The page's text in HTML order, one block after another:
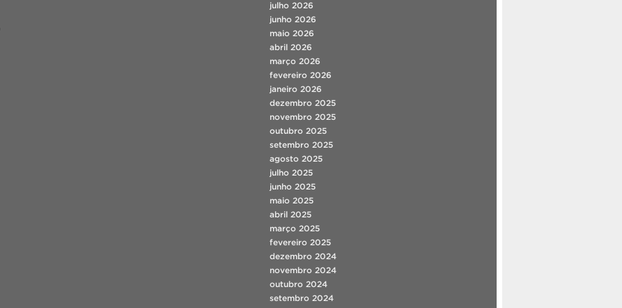
julho 2026
junho 2026
maio 2026
abril 2026
março 2026
fevereiro 2026
janeiro 2026
dezembro 2025
novembro 2025
outubro 2025
setembro 2025
agosto 2025
julho 2025
junho 2025
maio 2025
abril 2025
março 2025
fevereiro 2025
dezembro 2024
novembro 2024
outubro 2024
setembro 2024